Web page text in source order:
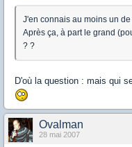
J'en connais au moins un
Après ça, à part le grand
? ?
D'où la question : mais qui
Ovalman
28 mai 2007